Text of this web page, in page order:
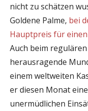
nicht zu schätzen
Goldene Palme, bei
Hauptpreis für
Auch beim
herausragende
einem weltweiten
er diesen Monat
unermüdlichen